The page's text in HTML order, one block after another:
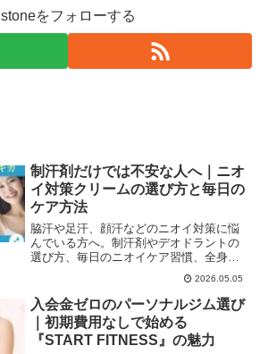
stoneをフォローする
制汗剤だけでは不安な人へ｜ニオ
イ対策クリームの選び方と毎日の
ケア方法
脇汗や足汗、顔汗などのニオイ対策に悩
んでいる方へ。制汗剤やデオドラントの
選び方、毎日のニオイケア習慣、全身に
使いやすいクリームタイプの特徴まで詳
2026.05.05
入会金ゼロのパーソナルジム選び
｜初期費用なしで始める
『START FITNESS』の魅力